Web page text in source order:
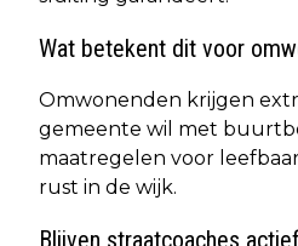
Wat betekent dit voor
Omwonenden krijgen
gemeente wil met
maatregelen voor
rust in de wijk.
Blijven straatcoaches